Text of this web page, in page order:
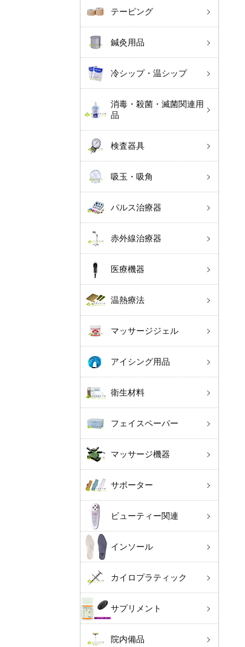
テーピング
鍼灸用品
冷シップ・温シップ
消毒・殺菌・滅菌関連用
品
検査器具
吸玉・吸角
パルス治療器
赤外線治療器
医療機器
温熱療法
マッサージジェル
アイシング用品
衛生材料
フェイスペーパー
マッサージ機器
サポーター
ビューティー関連
インソール
カイロプラティック
サプリメント
院内備品